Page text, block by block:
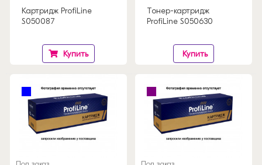
Картридж ProfiLine
S050087
Купить
Тонер-картридж
ProfiLine S050630
Купить